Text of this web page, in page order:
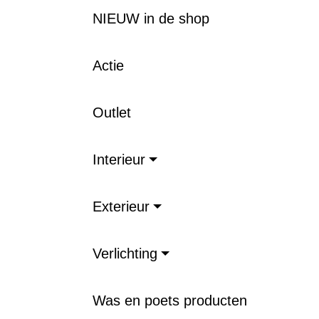
NIEUW in de shop
Actie
Outlet
Interieur
Exterieur
Verlichting
Was en poets producten